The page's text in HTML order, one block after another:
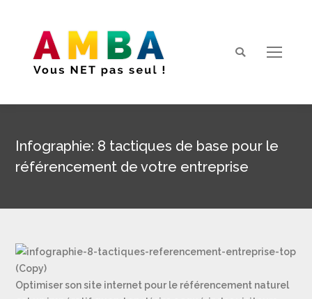
Search:
Infographie: 8 tactiques de base pour le
référencement de votre entreprise
Optimiser son site internet pour le référencement naturel